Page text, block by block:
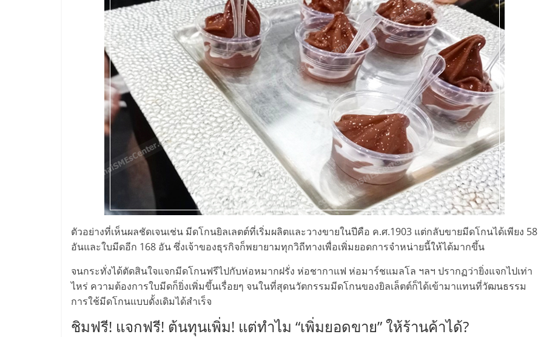
ไชส์
ไชส์
ขาย
หน้า
บ้าน
ลงทุน
น้อย
คืน
ตัวอย่างที่เห็นผลชัดเจนเช่น มีดโกนยิลเลตต์ที่เริ่มผลิตและวางขายในปีคือ ค.ศ.1903 แต่กลับขายมีดโกนได้เพียง 58
อันและใบมีดอีก 168 อัน ซึ่งเจ้าของธุรกิจก็พยายามทุกวิถีทางเพื่อเพิ่มยอดการจำหน่ายนี้ให้ได้มากขึ้น
จนกระทั่งได้ตัดสินใจแจกมีดโกนฟรีไปกับห่อหมากฝรั่ง ห่อชากาแฟ ห่อมาร์ชแมลโล ฯลฯ ปรากฏว่ายิ่งแจกไปเท่า
ไหร่ ความต้องการใบมีดก็ยิ่งเพิ่มขึ้นเรื่อยๆ จนในที่สุดนวัตกรรมมีดโกนของยิลเล็ตต์ก็ได้เข้ามาแทนที่วัฒนธรรม
การใช้มีดโกนแบบดั้งเดิมได้สำเร็จ
ชิมฟรี! แจกฟรี! ต้นทุนเพิ่ม! แต่ทำไม “เพิ่มยอดขาย” ให้ร้านค้าได้?